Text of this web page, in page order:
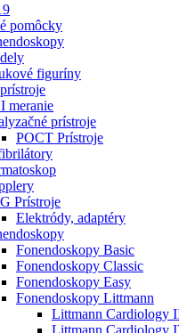
pomôcky
figuríny
meranie
prístroje
POCT Prístroje
Prístroje
Elektródy, adaptéry
Fonendoskopy Basic
Fonendoskopy Classic
Fonendoskopy Easy
Fonendoskopy Littmann
Littmann Cardiology
Littmann Cardiology